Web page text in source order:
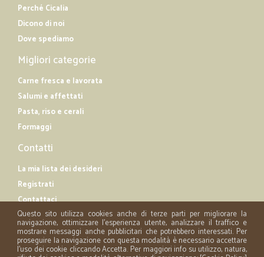
Perché Cicalia
Dicono di noi
Dove spediamo
Migliori categorie
Carne fresca e lavorata
Salumi e affettati
Pasta, riso e cerali
Formaggi
Contatti
La mia lista dei desideri
Registrati
Contattaci
Questo sito utilizza cookies anche di terze parti per migliorare la
navigazione, ottimizzare l'esperienza utente, analizzare il traffico e
mostrare messaggi anche pubblicitari che potrebbero interessati. Per
proseguire la navigazione con questa modalità è necessario accettare
l'uso dei cookie cliccando Accetta. Per maggiori info su utilizzo, natura,